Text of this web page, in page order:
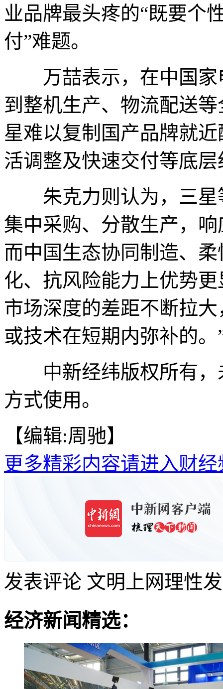
业品牌最头疼的“既要个
付”难题。
万喆表示，在中国家
到整机生产、物流配送
星难以复制国产品牌就
活调整及快速交付等底层
朱克力则认为，三星
集中采购、分散生产，
而中国生态协同制造、
化、抗风险能力上优势
市场深度的差距不断拉
或技术在短期内弥补的。
中新经纬版权所有，
方式使用。
【编辑:周驰】
更多精彩内容请进入财经
发表评论 文明上网理性
经济新闻精选：